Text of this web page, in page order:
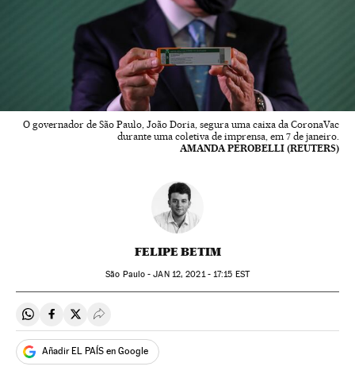
O governador de São Paulo, João Doria, segura uma caixa da CoronaVac
durante uma coletiva de imprensa, em 7 de janeiro.
AMANDA PEROBELLI (REUTERS)
FELIPE BETIM
São Paulo -JAN12, 2021 - 17:15 EST
Compartir en Whatsapp
Compartir en Facebook
Compartir en Twitter
Desplegar Redes Sociales
Añadir EL PAÍS en Google